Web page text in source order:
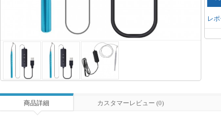
レ
商品詳細 カスタマーレビュー (0)